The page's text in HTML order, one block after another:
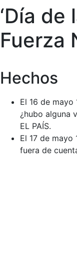
‘Día de
Fuerza
Hechos
El 16 de mayo
¿hubo alguna
EL PAÍS.
El 17 de mayo
fuera de